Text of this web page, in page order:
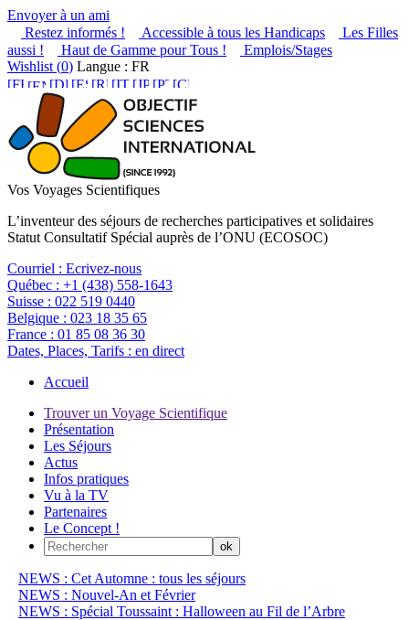
Envoyer à un ami
Restez informés !
Accessible à tous les Handicaps
Les Filles
aussi !
Haut de Gamme pour Tous !
Emplois/Stages
Wishlist (0) Langue : FR
Vos Voyages Scientifiques
L’inventeur des séjours de recherches participatives et solidaires
Statut Consultatif Spécial auprès de l’ONU (ECOSOC)
Courriel : Ecrivez-nous
Québec : +1 (438) 558-1643
Suisse : 022 519 0440
Belgique : 023 18 35 65
France : 01 85 08 36 30
Dates, Places, Tarifs : en direct
Accueil
Trouver un Voyage Scientifique
Présentation
Les Séjours
Actus
Infos pratiques
Vu à la TV
Partenaires
Le Concept !
NEWS : Cet Automne : tous les séjours
NEWS : Nouvel-An et Février
NEWS : Spécial Toussaint : Halloween au Fil de l’Arbre